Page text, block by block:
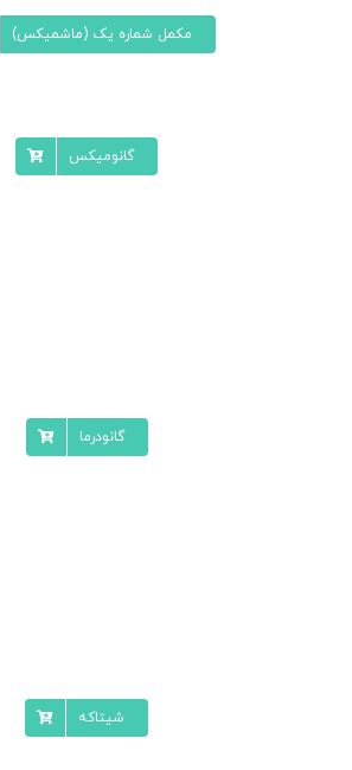
مکمل شماره یک (ماشمیکس)
گانومیکس
گانودرما
شیتاکه